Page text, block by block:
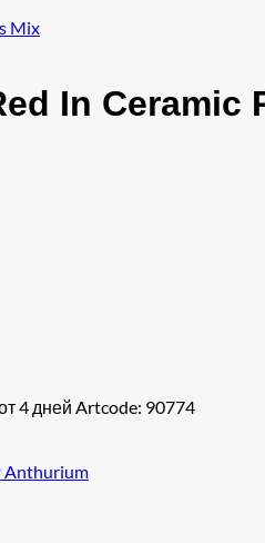
In Ceramic
4 дней Artcode: 90774
Anthurium